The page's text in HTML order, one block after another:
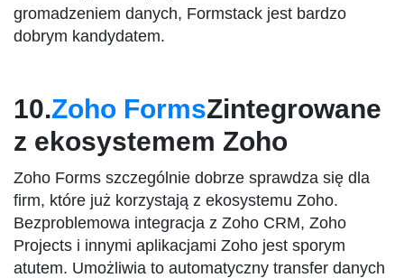
gromadzeniem danych, Formstack jest bardzo
dobrym kandydatem.
10.Zoho FormsZintegrowane
z ekosystemem Zoho
Zoho Forms szczególnie dobrze sprawdza się dla
firm, które już korzystają z ekosystemu Zoho.
Bezproblemowa integracja z Zoho CRM, Zoho
Projects i innymi aplikacjami Zoho jest sporym
atutem. Umożliwia to automatyczny transfer danych